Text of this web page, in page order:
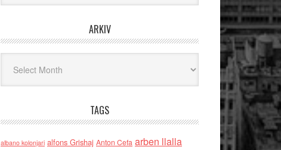
ARKIV
TAGS
albano kolonjari alfons Grishaj Anton Cefa arben llalla